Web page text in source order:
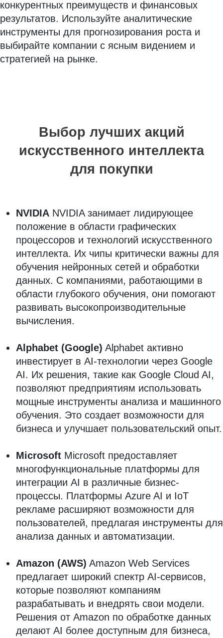
конкурентных преимуществ и финансовых
результатов. Используйте аналитические
инструменты для прогнозирования роста и
выбирайте компании с ясным видением и
стратегией на рынке.
Выбор лучших акций
искусственного интеллекта
для покупки
NVIDIA NVIDIA занимает лидирующее
положение в области графических
процессоров и технологий искусственного
интеллекта. Их чипы критически важны для
обучения нейронных сетей и обработки
данных. С компаниями, работающими в
области глубокого обучения, они помогают
развивать высокопроизводительные
вычисления.
Alphabet (Google) Alphabet активно
инвестирует в AI-технологии через Google
AI. Их решения, такие как Google Cloud AI,
позволяют предприятиям использовать
мощные инструменты анализа и машинного
обучения. Это создает возможности для
бизнеса и улучшает пользовательский опыт.
Microsoft Microsoft предоставляет
многофункциональные платформы для
интеграции AI в различные бизнес-
процессы. Платформы Azure AI и IoT
рекламе расширяют возможности для
пользователей, предлагая инструменты для
анализа данных и автоматизации.
Amazon (AWS) Amazon Web Services
предлагает широкий спектр AI-сервисов,
которые позволяют компаниям
разрабатывать и внедрять свои модели.
Решения от Amazon по обработке данных
делают AI более доступным для бизнеса,